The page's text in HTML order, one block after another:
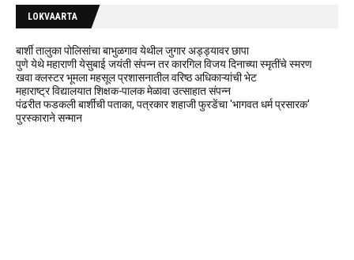
LOKVAARTA
बार्शी तालुका पोलिसांचा बाभुळगाव येथील जुगार अड्ड्यावर छापा
पुणे येथे महाराणी येसुबाई जयंती संपन्न तर कारगिल विजय दिनाच्या स्मृतींचे स्मरण
खवा क्लस्टर भूमला महसूल प्रशासनातील वरिष्ठ अधिकाऱ्यांची भेट
महाराष्ट्र विद्यालयात शिक्षक-पालक मेळावा उत्साहात संपन्न
पंढरीत फडकली बार्शीची पताका, पत्रकार शहाजी फुरडेंचा 'भागवत धर्म प्रसारक'
पुरस्काराने सन्मान